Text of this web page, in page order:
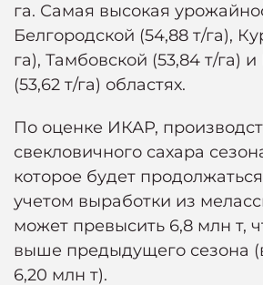
га. Самая высокая
Белгородской (54,88 т/га),
га), Тамбовской (53,84 т/га)
(53,62 т/га) областях.
По оценке ИКАР,
свекловичного сахара
которое будет
учетом выработки из
может превысить 6,8 млн т,
выше предыдущего сезона
6,20 млн т).